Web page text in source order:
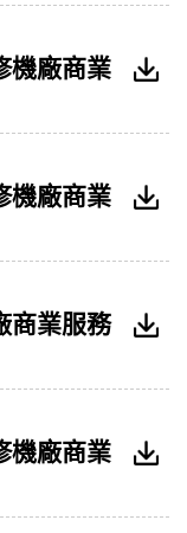
機廠商業
機廠商業
商業服務
機廠商業